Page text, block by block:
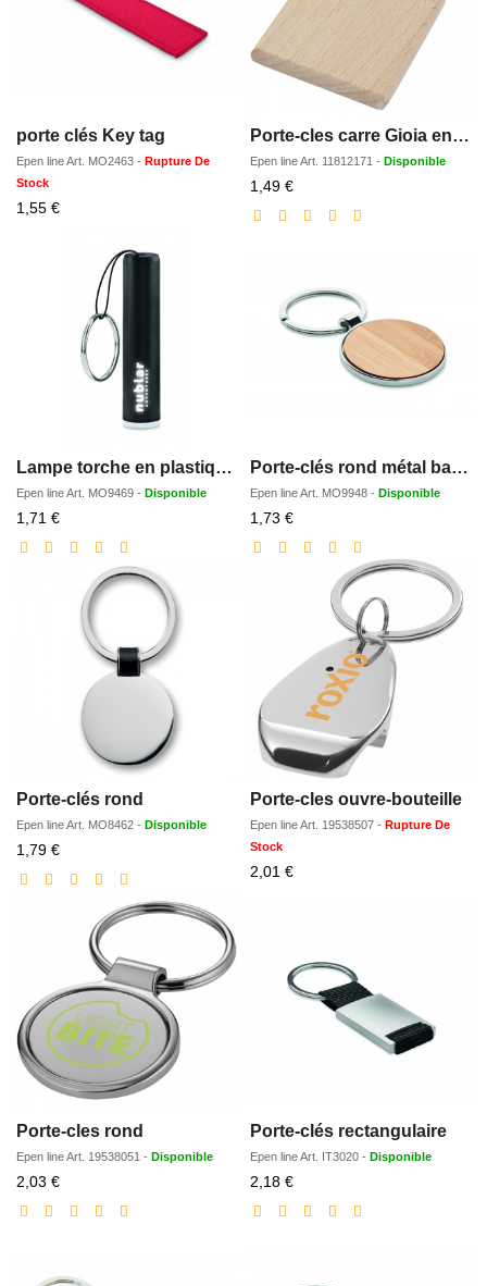
porte clés Key tag
Epen lineArt. MO2463 - Rupture De
Stock
1,55 €Prix
Porte-cles carre Gioia en bois de hetre
Epen lineArt. 11812171 - Disponible
1,49 €Prix
réduit
Lampe torche en plastique.
Epen lineArt. MO9469 - Disponible
1,71 €Prix
réduit
Porte-clés rond métal bambou
Epen lineArt. MO9948 - Disponible
1,73 €Prix
réduit
Porte-clés rond
Epen lineArt. MO8462 - Disponible
1,79 €Prix
réduit
Porte-cles ouvre-bouteille
Epen lineArt. 19538507 - Rupture De
Stock
2,01 €Prix
Porte-cles rond
Epen lineArt. 19538051 - Disponible
2,03 €Prix
réduit
Porte-clés rectangulaire
Epen lineArt. IT3020 - Disponible
2,18 €Prix
réduit